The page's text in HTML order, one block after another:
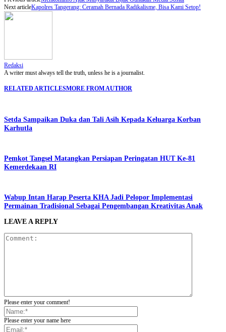
Next articleKapolres Tangerang: Ceramah Bernada Radikalisme, Bisa Kami Setop!
Redaksi
A writer must always tell the truth, unless he is a journalist.
RELATED ARTICLESMORE FROM AUTHOR
Setda Sampaikan Duka dan Tali Asih Kepada Keluarga Korban
Karhutla
Pemkot Tangsel Matangkan Persiapan Peringatan HUT Ke-81
Kemerdekaan RI
Wabup Intan Harap Peserta KHA Jadi Pelopor Implementasi
Permainan Tradisional Sebagai Pengembangan Kreativitas Anak
LEAVE A REPLY
Please enter your comment!
Please enter your name here